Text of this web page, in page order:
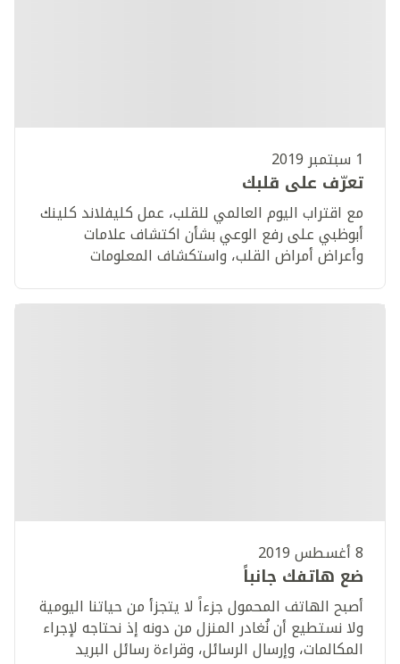
1 سبتمبر 2019
تعرّف على قلبك
مع اقتراب اليوم العالمي للقلب، عمل كليفلاند كلينك
أبوظبي على رفع الوعي بشأن اكتشاف علامات
وأعراض أمراض القلب، واستكشاف المعلومات
8 أغسطس 2019
ضع هاتفك جانباً
أصبح الهاتف المحمول جزءاً لا يتجزأ من حياتنا اليومية
ولا نستطيع أن نُغادر المنزل من دونه إذ نحتاجه لإجراء
المكالمات، وإرسال الرسائل، وقراءة رسائل البريد